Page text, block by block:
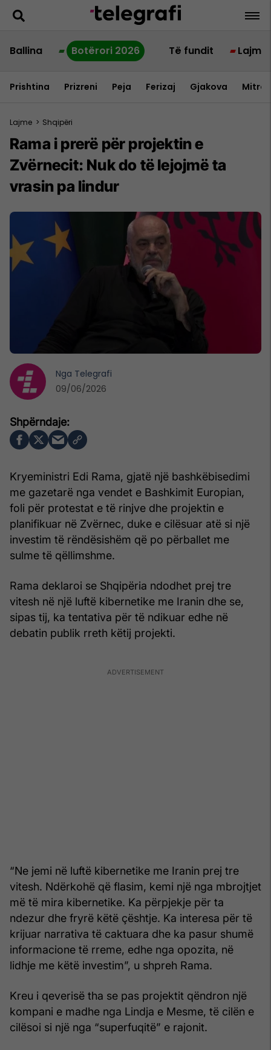
Ballina Botërori 2026 Të fundit Lajme
Prishtina Prizreni Peja Ferizaj Gjakova
Lajme > Shqipëri
Rama i prerë për projektin e
Zvërnecit: Nuk do të lejojmë ta
vrasin pa lindur
Kryeministri Edi Rama, gjatë një bashkëbisedimi
me gazetarë nga vendet e Bashkimit Europian,
foli për protestat e të rinjve dhe projektin e
planifikuar në Zvërnec, duke e cilësuar atë si një
investim të rëndësishëm që po përballet me
sulme të qëllimshme.
Rama deklaroi se Shqipëria ndodhet prej tre
vitesh në një luftë kibernetike me Iranin dhe se,
sipas tij, ka tentativa për të ndikuar edhe në
debatin publik rreth këtij projekti.
“Ne jemi në luftë kibernetike me Iranin prej tre
vitesh. Ndërkohë që flasim, kemi një nga mbrojtjet
më të mira kibernetike. Ka përpjekje për ta
ndezur dhe fryrë këtë çështje. Ka interesa për të
krijuar narrativa të caktuara dhe ka pasur shumë
informacione të rreme, edhe nga opozita, në
lidhje me këtë investim”, u shpreh Rama.
Kreu i qeverisë tha se pas projektit qëndron një
kompani e madhe nga Lindja e Mesme, të cilën e
cilësoi si një nga “superfuqitë” e rajonit.
Nga Telegrafi
09/06/2026